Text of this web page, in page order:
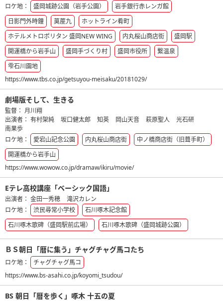
ロケ地：
盛岡城跡公園（岩手公園）
岩手銀行赤レンガ館
日影門外時鐘
茣蓙九
ホットライン肴町
ホテルメトロポリタン 盛岡NEW WING
内丸桜山商店街
盛岡駅
開運橋から岩手山
盛岡手づくり村 盛岡市役所
繋温泉
雫石川園地
https://www.tbs.co.jp/getsuyou-meisaku/20181029/
劇場版そして、生きる
監督： 月川翔
出演者： 有村架純 坂口健太郎 知英 岡山天音 萩原聖人
光石研
南果歩
ロケ地：
愛宕山記念公園 内丸桜山商店街
中ノ橋商店街（旧葺手町）
開運橋から岩手山
https://www.wowow.co.jp/dramaw/ikiru/movie/
Eテレ高校講座「ベーシック国語」
出演者： 金田一秀穂
滝沢カレン
ロケ地：
渋民尋常小学校
石川啄木記念館
石川啄木歌碑（盛岡駅前広場）
石川啄木歌碑（盛岡城跡公園）
ＢＳ朝日「暦に集う」チャグチャグ馬コたち
ロケ地：
チャグチャグ馬コ
https://www.bs-asahi.co.jp/koyomi_tsudou/
BS 朝日「暦を歩く」啄木 十五の夏